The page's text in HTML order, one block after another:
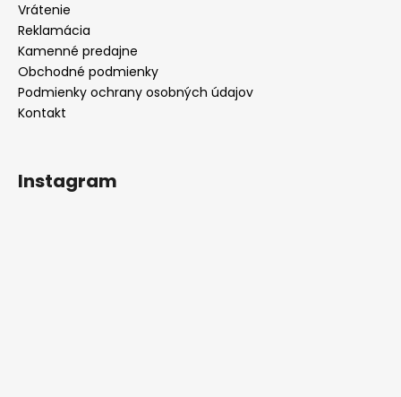
Vrátenie
Reklamácia
Kamenné predajne
Obchodné podmienky
Podmienky ochrany osobných údajov
Kontakt
Instagram